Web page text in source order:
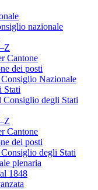
nazionale
Cantone
dei posti
Nazionale
Stati
degli Stati
Cantone
dei posti
degli Stati
plenaria
1848